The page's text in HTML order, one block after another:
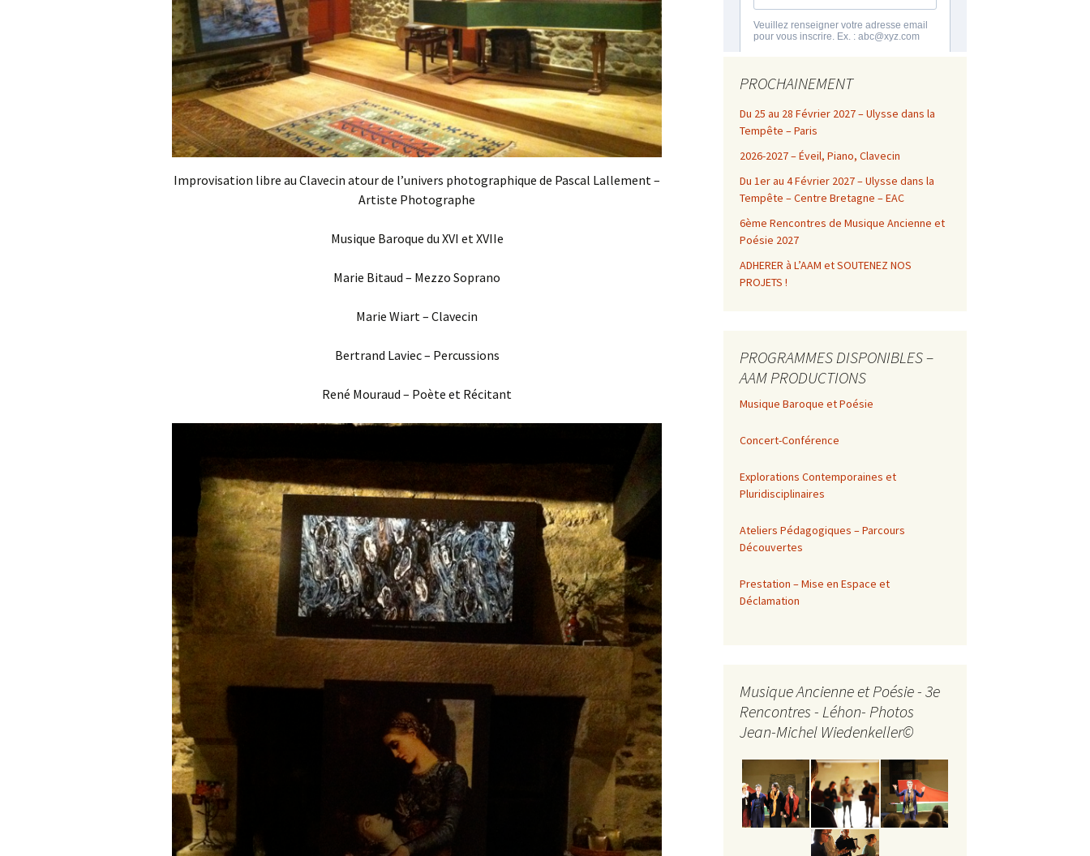
Improvisation libre au Clavecin atour de l’univers photographique de Pascal Lallement –
Artiste Photographe
Musique Baroque du XVI et XVIIe
Marie Bitaud – Mezzo Soprano
Marie Wiart – Clavecin
Bertrand Laviec – Percussions
René Mouraud – Poète et Récitant
PROCHAINEMENT
Du 25 au 28 Février 2027 – Ulysse dans la
Tempête – Paris
2026-2027 – Éveil, Piano, Clavecin
Du 1er au 4 Février 2027 – Ulysse dans la
Tempête – Centre Bretagne – EAC
6ème Rencontres de Musique Ancienne et
Poésie 2027
ADHERER à L’AAM et SOUTENEZ NOS
PROJETS !
PROGRAMMES DISPONIBLES –
AAM PRODUCTIONS
Musique Baroque et Poésie
Concert-Conférence
Explorations Contemporaines et
Pluridisciplinaires
Ateliers Pédagogiques – Parcours
Découvertes
Prestation – Mise en Espace et
Déclamation
Musique Ancienne et Poésie - 3e
Rencontres - Léhon- Photos
Jean-Michel Wiedenkeller©